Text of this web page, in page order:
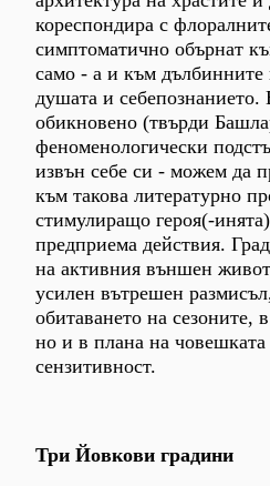
кореспондира с
симптоматично обърнат
само - а и към дълбинните
душата и
обикновено (твърди
феноменологически
извън себе си - можем да
към такова литературно
стимулиращо героя(-
предприема действия.
на активния външен
усилен вътрешен
обитаването на сезоните,
но и в плана на
сензитивност.
Три Йовкови градини